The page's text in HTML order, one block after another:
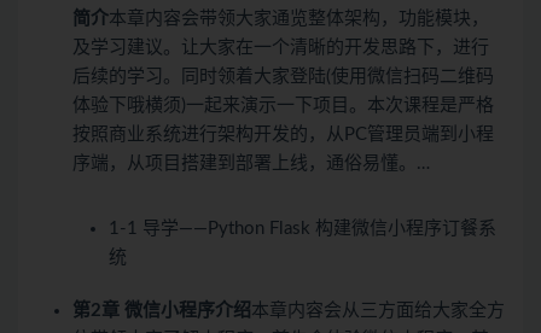
简介本章内容会带领大家通览整体架构，功能模块，
及学习建议。让大家在一个清晰的开发思路下，进行
后续的学习。同时领着大家登陆(使用微信扫码二维码
体验下哦横须)一起来演示一下项目。本次课程是严格
按照商业系统进行架构开发的，从PC管理员端到小程
序端，从项目搭建到部署上线，通俗易懂。…
1-1 导学——Python Flask 构建微信小程序订餐系
统
第2章 微信小程序介绍 本章内容会从三方面给大家全方